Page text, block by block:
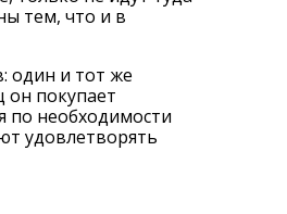
тем, что и в
один и тот же
он покупает
по необходимости
удовлетворять